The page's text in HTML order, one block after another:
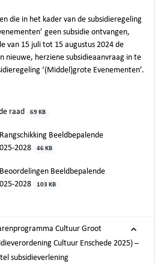
die in het kader van de subsidieregeling
geen subsidie ontvangen,
van 15 juli tot 15 augustus 2024 de
nieuwe, herziene subsidieaanvraag in te
‘(Middel)grote Evenementen’.
raad
69 KB
Beeldbepalende
2028
46 KB
Beeldbepalende
2028
103 KB
Cultuur Groot
Cultuur Enschede 2025) –
subsidieverlening